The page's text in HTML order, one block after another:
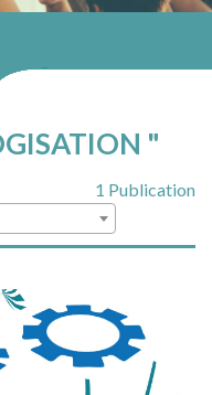
"
1 Publication